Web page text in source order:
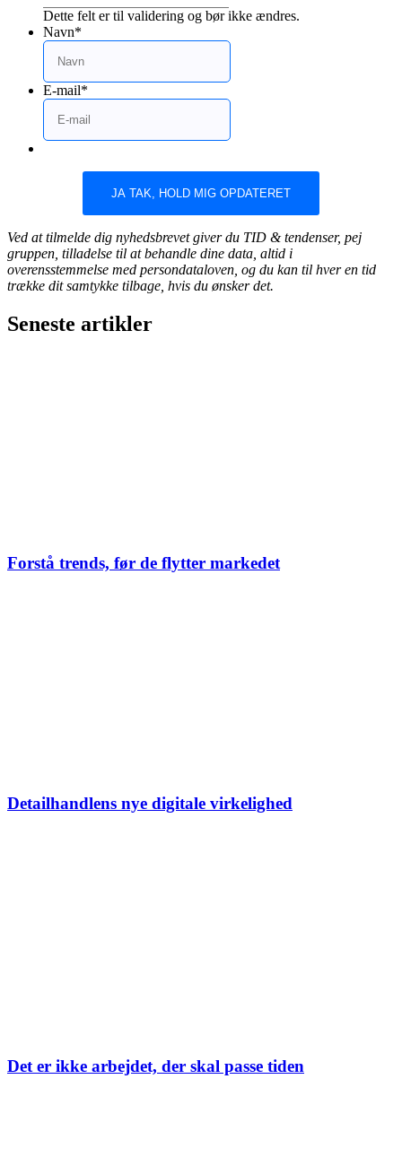
Dette felt er til validering og bør ikke ændres.
Navn*
E-mail*
Ved at tilmelde dig nyhedsbrevet giver du TID & tendenser, pej
gruppen, tilladelse til at behandle dine data, altid i
overensstemmelse med persondataloven, og du kan til hver en tid
trække dit samtykke tilbage, hvis du ønsker det.
Seneste artikler
Forstå trends, før de flytter markedet
Detailhandlens nye digitale virkelighed
Det er ikke arbejdet, der skal passe tiden